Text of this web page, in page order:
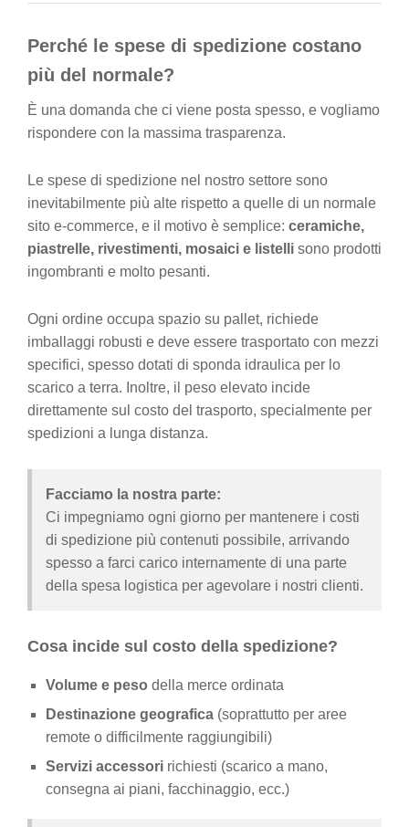
Perché le spese di spedizione costano
più del normale?
È una domanda che ci viene posta spesso, e vogliamo
rispondere con la massima trasparenza.
Le spese di spedizione nel nostro settore sono
inevitabilmente più alte rispetto a quelle di un normale
sito e-commerce, e il motivo è semplice: ceramiche,
piastrelle, rivestimenti, mosaici e listelli sono prodotti
ingombranti e molto pesanti.
Ogni ordine occupa spazio su pallet, richiede
imballaggi robusti e deve essere trasportato con mezzi
specifici, spesso dotati di sponda idraulica per lo
scarico a terra. Inoltre, il peso elevato incide
direttamente sul costo del trasporto, specialmente per
spedizioni a lunga distanza.
Facciamo la nostra parte:
Ci impegniamo ogni giorno per mantenere i costi
di spedizione più contenuti possibile, arrivando
spesso a farci carico internamente di una parte
della spesa logistica per agevolare i nostri clienti.
Cosa incide sul costo della spedizione?
Volume e peso della merce ordinata
Destinazione geografica (soprattutto per aree
remote o difficilmente raggiungibili)
Servizi accessori richiesti (scarico a mano,
consegna ai piani, facchinaggio, ecc.)